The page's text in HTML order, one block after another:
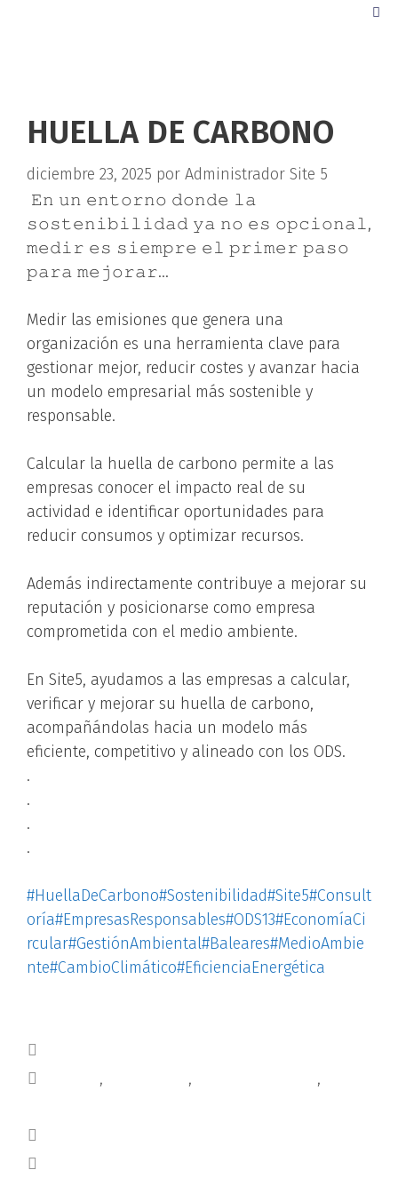
HUELLA DE CARBONO
diciembre 23, 2025 por Administrador Site 5
𝙴𝚗 𝚞𝚗 𝚎𝚗𝚝𝚘𝚛𝚗𝚘 𝚍𝚘𝚗𝚍𝚎 𝚕𝚊
𝚜𝚘𝚜𝚝𝚎𝚗𝚒𝚋𝚒𝚕𝚒𝚍𝚊𝚍 𝚢𝚊 𝚗𝚘 𝚎𝚜 𝚘𝚙𝚌𝚒𝚘𝚗𝚊𝚕,
𝚖𝚎𝚍𝚒𝚛 𝚎𝚜 𝚜𝚒𝚎𝚖𝚙𝚛𝚎 𝚎𝚕 𝚙𝚛𝚒𝚖𝚎𝚛 𝚙𝚊𝚜𝚘
𝚙𝚊𝚛𝚊 𝚖𝚎𝚓𝚘𝚛𝚊𝚛…
Medir las emisiones que genera una
organización es una herramienta clave para
gestionar mejor, reducir costes y avanzar hacia
un modelo empresarial más sostenible y
responsable.
Calcular la huella de carbono permite a las
empresas conocer el impacto real de su
actividad e identificar oportunidades para
reducir consumos y optimizar recursos.
Además indirectamente contribuye a mejorar su
reputación y posicionarse como empresa
comprometida con el medio ambiente.
En Site5, ayudamos a las empresas a calcular,
verificar y mejorar su huella de carbono,
acompañándolas hacia un modelo más
eficiente, competitivo y alineado con los ODS.
.
.
.
.
#HuellaDeCarbono#Sostenibilidad#Site5#Consult
oría#EmpresasResponsables#ODS13#EconomíaCi
rcular#GestiónAmbiental#Baleares#MedioAmbie
nte#CambioClimático#EficienciaEnergética
, ,
,